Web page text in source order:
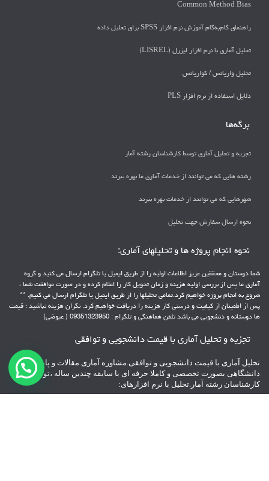
Common Method Bias
راهنمای گام‌به‌گام آموزش نرم افزار SPSS برای تحلیل داده
تحلیل آماری با نرم افزار لیزرل (LISREL)
تحليل واريانس / كواريانس
دلايل استفاده از نرم افزار PLS
برگه‌ها
تجزیه و تحلیل آماری توسط کارشناسان رشته آمار
رشته هایی که می توانند از خدمات آماری ما بهره ببرند
شهرهایی که می توانند از خدمات بهره ببرند
نحوه ارسال سفارش جهت تحلیل
نحوه انجام پروژه ها و تحلیلهای آماری:
شما دوستان و محققین عزیز اطلاعات اولیه را از طریق ایمیل یا تلگرام ارسال می کنید و گروه
آماری ما پس از بررسی اولیه هزینه و زمان تحویل کار را اعلام کرده و در صورت موافقت شما ،
شروع به انجام پروژه خواهیم کرد.تمامی تحلیلها را از طریق ایمیل یا تلگرام ارسال می کنیم. **
پس از اطمینان از کیفیت و درستی کار هزینه را دریافت خواهیم کرد. نگران هزینه نباشید ؛ قیمت
ها دوستانه و دنشجویی می باشد تلفن هماهنگی و تلگرام : 09351323950 ( عیوضی)
تجزیه و تحلیل آماری با قیمت دانشجویی و توافقی
تحلیل آماری با قیمت دانشجویی و توافقی.مشاوره آماری مقالات و پایانامه های
دانشگاهی بصورت تخصصی و کاملا حرفه ای با سابقه چندین ساله ،توسط
کارشناسان رشته آمار.تحلیل با نرم افزارهای: